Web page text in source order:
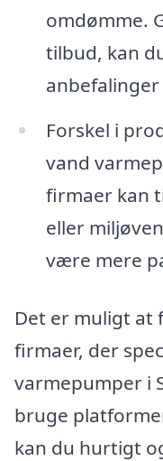
omdømme.
tilbud, kan
Forskel i
vand
firmaer kan
eller
være mere
Det er muligt at
firmaer, der
varmepumper i
bruge
kan du hurtigt